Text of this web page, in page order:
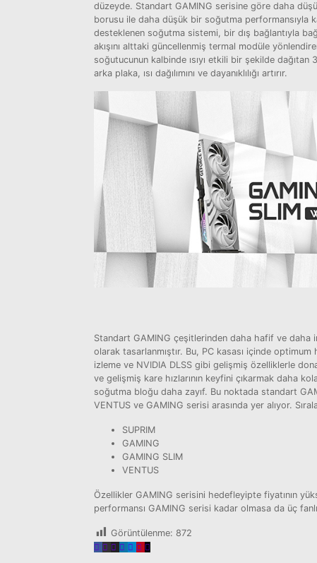
düzeyde. Standart GAMING serisine göre daha
borusu ile daha düşük bir soğutma performansıyla
desteklenen soğutma sistemi, bir dış bağlantıyla
akışını alttaki güncellenmiş termal modüle
soğutucunun kalbinde ısıyı etkili bir şekilde dağıtan
arka plaka, ısı dağılımını ve dayanıklılığı artırır.
Standart GAMING çeşitlerinden daha hafif ve daha
olarak tasarlanmıştır. Bu, PC kasası içinde optimum
izleme ve NVIDIA DLSS gibi gelişmiş özelliklerle
ve gelişmiş kare hızlarının keyfini çıkarmak daha
soğutma bloğu daha zayıf. Bu noktada standart
VENTUS ve GAMING serisi arasında yer alıyor.
SUPRIM
GAMING
GAMING SLIM
VENTUS
Özellikler GAMING serisini hedefleyipte fiyatının
performansı GAMING serisi kadar olmasa da üç
Görüntülenme: 872